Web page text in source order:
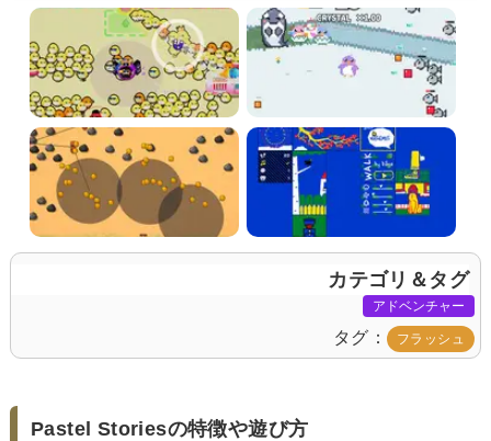
カテゴリ＆タグ
アドベンチャー
タグ フラッシュ
Pastel Storiesの特徴や遊び方